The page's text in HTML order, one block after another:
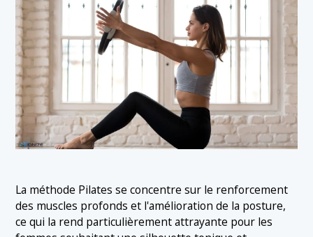
La méthode Pilates se concentre sur le renforcement
des muscles profonds et l'amélioration de la posture,
ce qui la rend particulièrement attrayante pour les